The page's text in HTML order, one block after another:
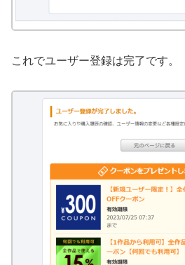
これでユーザー登録は完了です。